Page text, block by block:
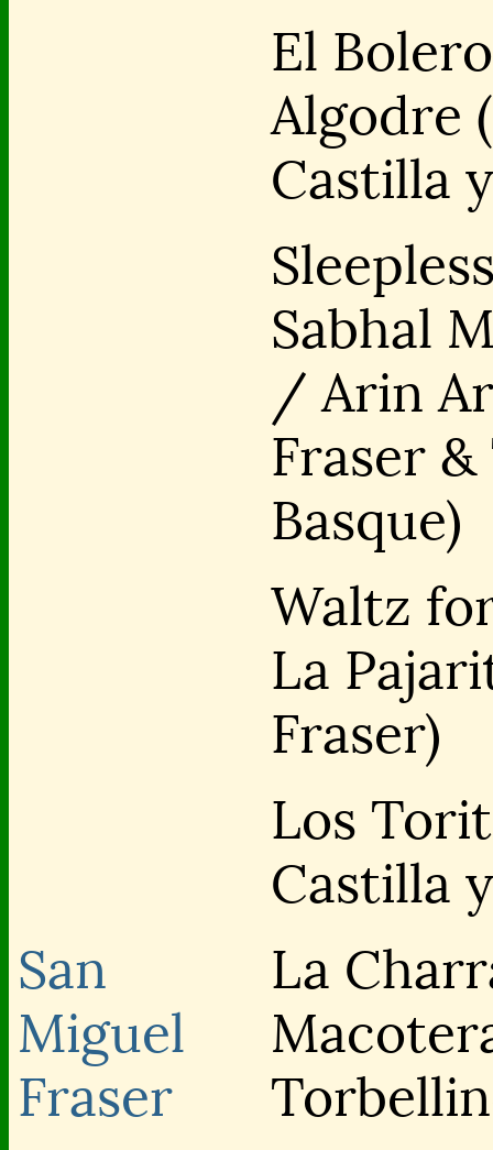
El
Algodre
Castilla
Sabhal
/ Arin
Fraser
Basque)
Waltz
La
Fraser)
Los
Castilla
San
Miguel
Fraser
La